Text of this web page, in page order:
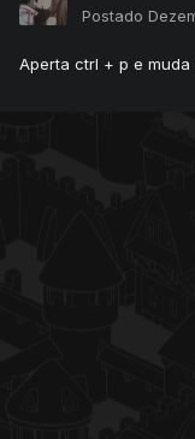
Postado
Aperta ctrl + p e muda